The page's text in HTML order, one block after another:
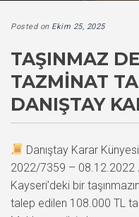
Posted on Ekim 25, 2025
TAŞINMAZ
TAZMINAT
DANIŞTAY
Danıştay Karar
2022/7359 – 08.12.2022
Kayseri’deki bir
talep edilen 108.000 TL